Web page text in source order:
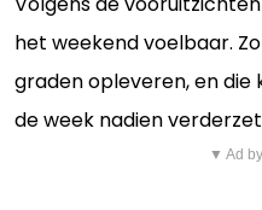
het weekend voelbaar.
graden opleveren, en die
de week nadien
▼ Ad